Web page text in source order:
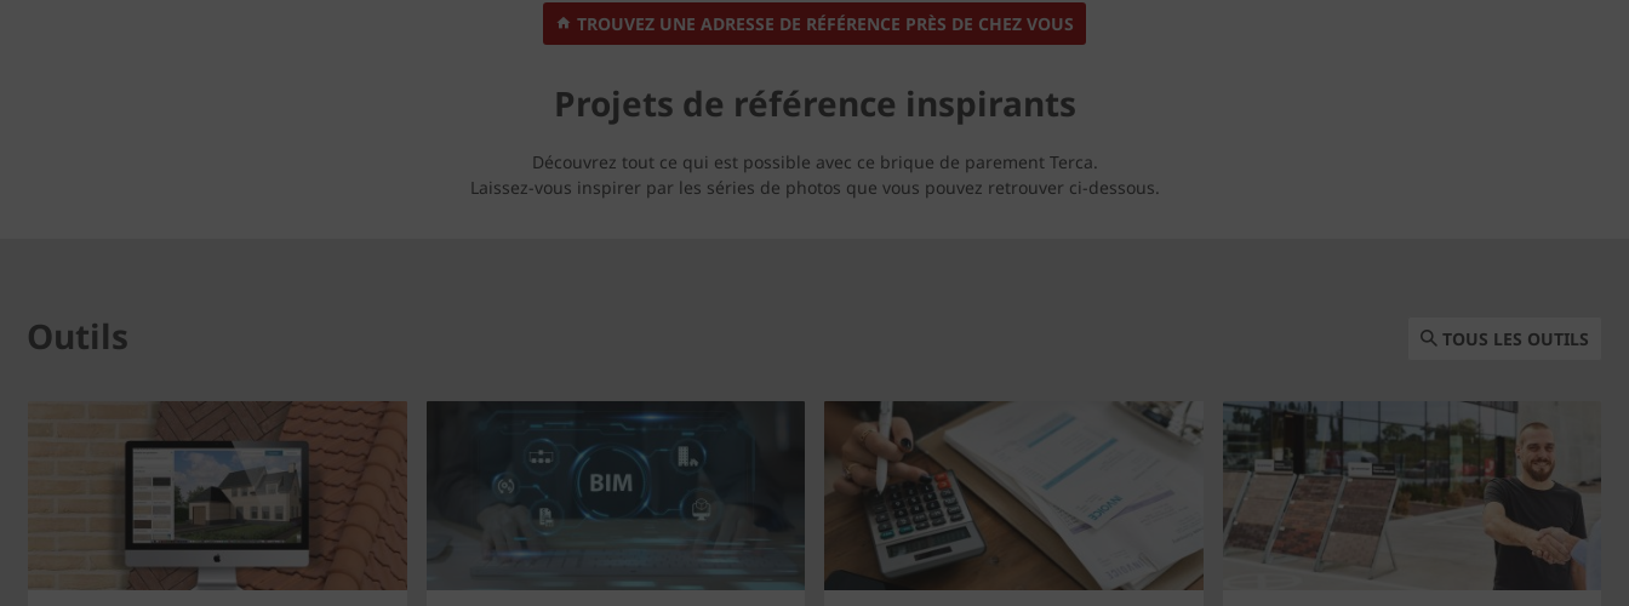
TROUVEZ UNE ADRESSE DE RÉFÉRENCE PRÈS DE CHEZ VOUS
Projets de référence inspirants
Découvrez tout ce qui est possible avec ce brique de parement Terca.
Laissez-vous inspirer par les séries de photos que vous pouvez retrouver ci-dessous.
Outils TOUS LES OUTILS